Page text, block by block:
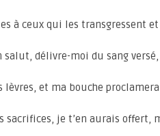
à ceux qui les transgressent
salut, délivre-moi du sang
lèvres, et ma bouche
sacrifices, je t’en aurais offert,